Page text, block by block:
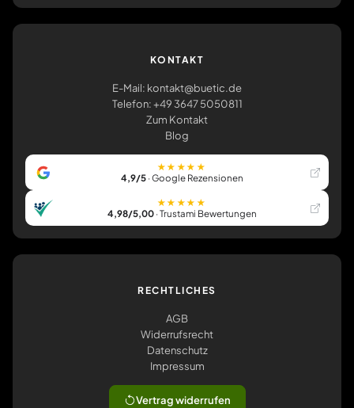
KONTAKT
E-Mail: kontakt@buetic.de
Telefon: +49 3647 5050811
Zum Kontakt
Blog
★★★★★
4,9/5· Google Rezensionen
★★★★★
4,98/5,00· Trustami Bewertungen
RECHTLICHES
AGB
Widerrufsrecht
Datenschutz
Impressum
Vertrag widerrufen